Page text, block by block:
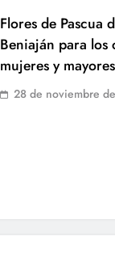
Flores de Pascua
Beniaján para los
mujeres y mayores
28 de noviembre